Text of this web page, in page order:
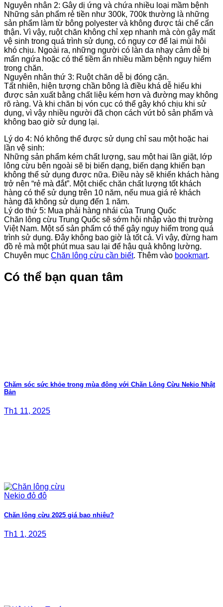
Nguyên nhân 2: Gây dị ứng và chứa nhiều loại mầm bệnh
Những sản phẩm rẻ tiền như 300k, 700k thường là những
sản phẩm làm từ bông polyester và không được tái chế cẩn
thận. Vì vậy, ruột chăn không chỉ xẹp nhanh mà còn gây mất
vệ sinh trong quá trình sử dụng, có nguy cơ để lại mùi hôi
khó chịu. Ngoài ra, những người có làn da nhạy cảm dễ bị
mẩn ngứa hoặc có thể tiềm ẩn nhiều mầm bệnh nguy hiểm
trong chăn.
Nguyên nhân thứ 3: Ruột chăn dễ bị đóng cặn.
Tất nhiên, hiện tượng chần bông là điều khá dễ hiểu khi
được sản xuất bằng chất liệu kém hơn và đường may không
rõ ràng. Và khi chăn bị vón cục có thể gây khó chịu khi sử
dụng, vì vậy nhiều người đã chọn cách vứt bỏ sản phẩm và
không bao giờ sử dụng lại.
Lý do 4: Nó không thể được sử dụng chỉ sau một hoặc hai
lần vệ sinh:
Những sản phẩm kém chất lượng, sau một hai lần giặt, lớp
lông cừu bên ngoài sẽ bị biến dạng, biến dạng khiến bạn
không thể sử dụng được nữa. Điều này sẽ khiến khách hàng
trở nên “rẻ mà đắt”. Một chiếc chăn chất lượng tốt khách
hàng có thể sử dụng trên 10 năm, nếu mua giá rẻ khách
hàng đã không sử dụng đến 1 năm.
Lý do thứ 5: Mua phải hàng nhái của Trung Quốc
Chăn lông cừu Trung Quốc sẽ sớm hội nhập vào thị trường
Việt Nam. Một số sản phẩm có thể gây nguy hiểm trong quá
trình sử dụng. Đây không bao giờ là tốt cả. Vì vậy, đừng ham
đồ rẻ mà một phút mua sau lại để hậu quả không lường.
Chuyên mục Chăn lông cừu cần biết. Thêm vào bookmart.
Có thể bạn quan tâm
Chăm sóc sức khỏe trong mùa đông với Chăn Lông Cừu Nekio Nhật
Bản
Th1 11, 2025
Chăn lông cừu 2025 giá bao nhiêu?
Th1 1, 2025